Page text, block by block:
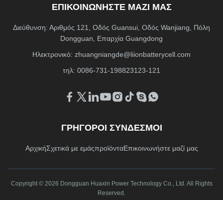
ΕΠΙΚΟΙΝΩΝΉΣΤΕ ΜΑΖΊ ΜΑΣ
Διεύθυνση: Αριθμός 121, Οδός Guansui, Οδός Wanjiang, Πόλη
Dongguan, Επαρχία Guangdong
Ηλεκτρονικό: zhuangniangde@liionbatterycell.com
τηλ: 0086-731-198823123-121
ΓΡΉΓΟΡΟΙ ΣΎΝΔΕΣΜΟΙ
ΑρχικήΣχετικά με εμάςπροϊόνταΕπικοινωνήστε μαζί μας
Copyright © 2026 Dongguan Huaxin Power Technology Co., Ltd. All Rights
Reserved.